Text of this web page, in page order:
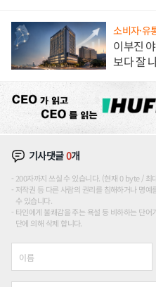
소비자·유
이부진
보다 잘
기사댓글0개
200자까지 쓰실 수 있습니다. (현재 0 byte / 최
저작권 등 다른 사람의 권리를 침해하거나 명
수 있습니다.
타인에게 불쾌감을 주는 욕설 등 비하하는 단
단에 의해 삭제 합니다.